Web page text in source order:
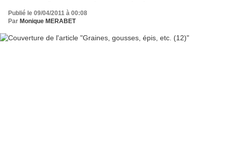
Publié le 09/04/2011 à 00:08
Par Monique MERABET